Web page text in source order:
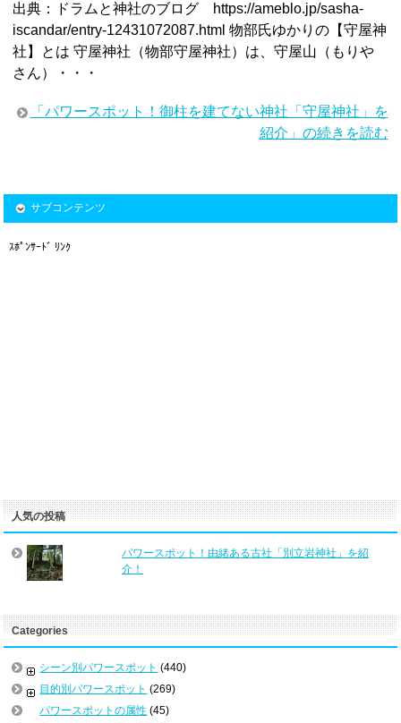
出典：ドラムと神社のブログ https://ameblo.jp/sasha-
iscandar/entry-12431072087.html 物部氏ゆかりの【守屋神
社】とは 守屋神社（物部守屋神社）は、守屋山（もりや
さん）・・・
「パワースポット！御柱を建てない神社「守屋神社」を
紹介」の続きを読む
サブコンテンツ
ｽﾎﾟﾝｻｰﾄﾞ ﾘﾝｸ
人気の投稿
パワースポット！由緒ある古社「別立岩神社」を紹
介！
Categories
シーン別パワースポット (440)
目的別パワースポット (269)
パワースポットの属性 (45)